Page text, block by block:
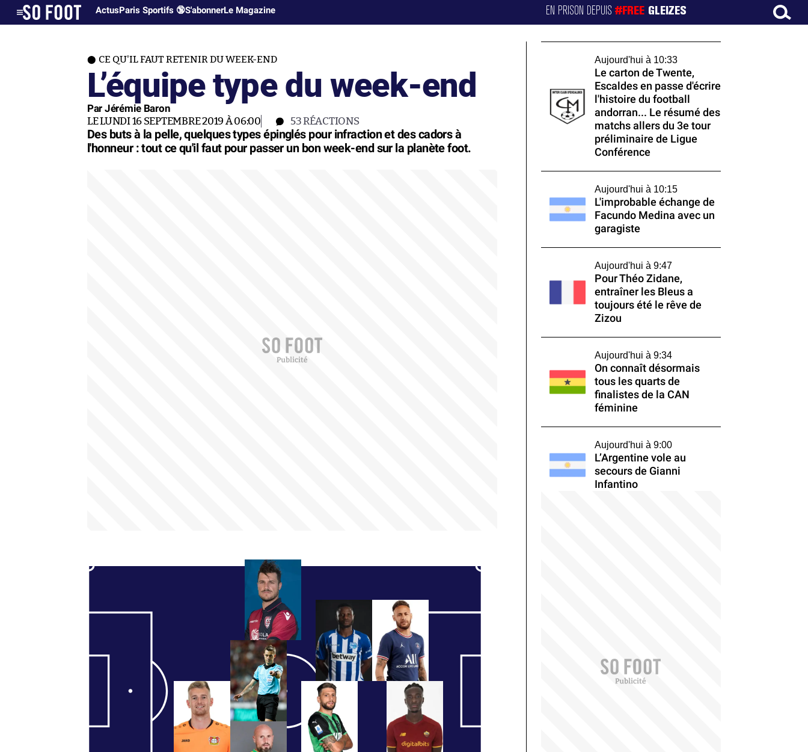
ActusParis Sportifs 🔞S'abonnerLe Magazine EN PRISON DEPUIS#FREE GLEIZES
CE QU'IL FAUT RETENIR DU WEEK-END
L’équipe type du week-end
Par Jérémie Baron
LE LUNDI 16 SEPTEMBRE 2019 À 06:00 53RÉACTIONS
Des buts à la pelle, quelques types épinglés pour infraction et des cadors à
l'honneur : tout ce qu'il faut pour passer un bon week-end sur la planète foot.
Aujourd'hui à 10:33
Le carton de Twente,
Escaldes en passe d'écrire
l'histoire du football
andorran... Le résumé des
matchs allers du 3e tour
préliminaire de Ligue
Conférence
Aujourd'hui à 10:15
L'improbable échange de
Facundo Medina avec un
garagiste
Aujourd'hui à 9:47
Pour Théo Zidane,
entraîner les Bleus a
toujours été le rêve de
Zizou
Aujourd'hui à 9:34
On connaît désormais
tous les quarts de
finalistes de la CAN
féminine
Aujourd'hui à 9:00
L’Argentine vole au
secours de Gianni
Infantino